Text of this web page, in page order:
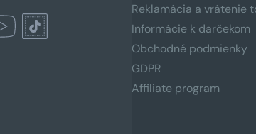
Reklamácia a vrátenie
Informácie k darčekom
Obchodné podmienky
GDPR
Affiliate program